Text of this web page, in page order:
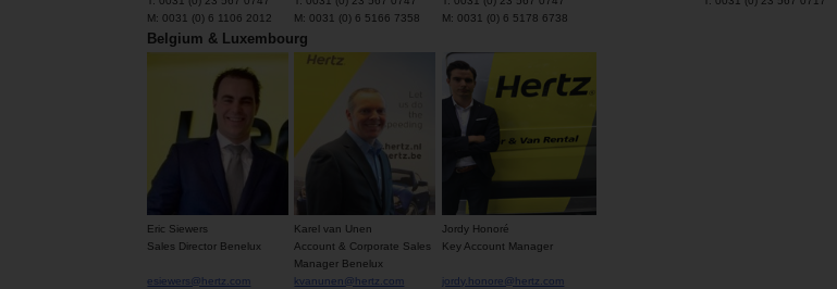
M: 0031 (0) 6 1106 2012
M: 0031 (0) 6 5166 7358
M: 0031 (0) 6 5178 6738
Belgium & Luxembourg
Eric Siewers
Sales Director Benelux
esiewers@hertz.com
Karel van Unen
Account & Corporate Sales
Manager Benelux
kvanunen@hertz.com
Jordy Honoré
Key Account Manager
jordy.honore@hertz.com